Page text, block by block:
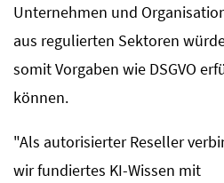
Unternehmen und
aus regulierten Sektoren
somit Vorgaben wie DSGVO
können.
"Als autorisierter Reseller
wir fundiertes KI-Wissen mit